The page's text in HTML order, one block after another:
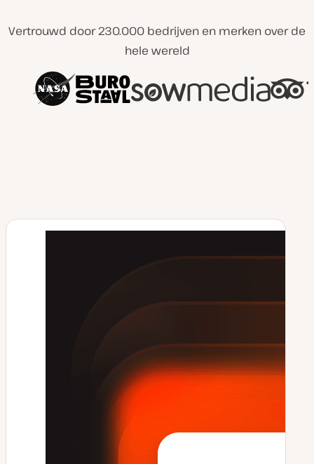
Vertrouwd door 230.000 bedrijven en merken over de
hele wereld